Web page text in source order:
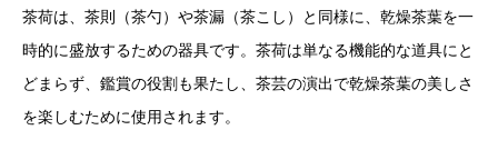
茶荷は、茶則（茶勺）や茶漏（茶こし）と同様に、乾燥茶葉を一
時的に盛放するための器具です。茶荷は単なる機能的な道具にと
どまらず、鑑賞の役割も果たし、茶芸の演出で乾燥茶葉の美しさ
を楽しむために使用されます。